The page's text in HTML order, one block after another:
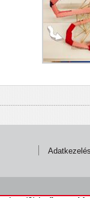
Adatkezelés